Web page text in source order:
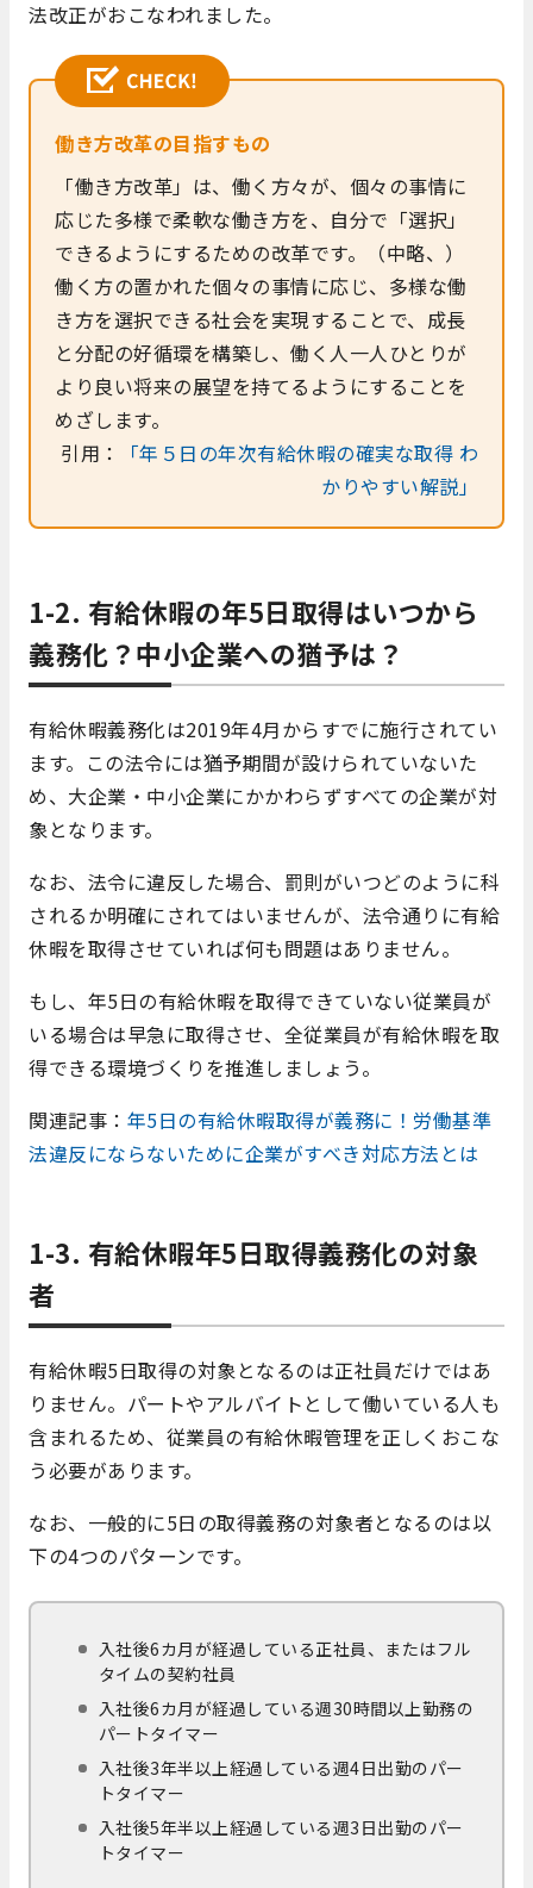
法改正がおこなわれました。
働き方改革の目指すもの
「働き方改革」は、働く方々が、個々の事情に
応じた多様で柔軟な働き方を、自分で「選択」
できるようにするための改革です。（中略、）
働く方の置かれた個々の事情に応じ、多様な働
き方を選択できる社会を実現することで、成長
と分配の好循環を構築し、働く人一人ひとりが
より良い将来の展望を持てるようにすることを
めざします。
引用：
「年５日の年次有給休暇の確実な取得 わ
かりやすい解説」
1-2. 有給休暇の年5日取得はいつから
義務化？中小企業への猶予は？
有給休暇義務化は2019年4月からすでに施行されてい
ます。この法令には猶予期間が設けられていないた
め、大企業・中小企業にかかわらずすべての企業が対
象となります。
なお、法令に違反した場合、罰則がいつどのように科
されるか明確にされてはいませんが、法令通りに有給
休暇を取得させていれば何も問題はありません。
もし、年5日の有給休暇を取得できていない従業員が
いる場合は早急に取得させ、全従業員が有給休暇を取
得できる環境づくりを推進しましょう。
関連記事： 年5日の有給休暇取得が義務に！労働基準
法違反にならないために企業がすべき対応方法とは
1-3. 有給休暇年5日取得義務化の対象
者
有給休暇5日取得の対象となるのは正社員だけではあ
りません。パートやアルバイトとして働いている人も
含まれるため、従業員の有給休暇管理を正しくおこな
う必要があります。
なお、一般的に5日の取得義務の対象者となるのは以
下の4つのパターンです。
入社後6カ月が経過している正社員、またはフル
タイムの契約社員
入社後6カ月が経過している週30時間以上勤務の
パートタイマー
入社後3年半以上経過している週4日出勤のパー
トタイマー
入社後5年半以上経過している週3日出勤のパー
トタイマー